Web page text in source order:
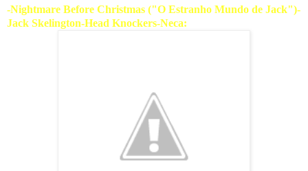
-Nightmare Before Christmas ("O Estranho Mundo de Jack")-
Jack Skelington-Head Knockers-Neca: